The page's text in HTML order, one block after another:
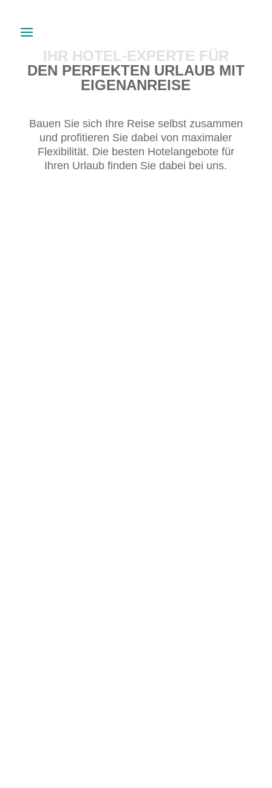
IHR HOTEL-EXPERTE FÜR
DEN PERFEKTEN URLAUB MIT
EIGENANREISE
Bauen Sie sich Ihre Reise selbst zusammen
und profitieren Sie dabei von maximaler
Flexibilität. Die besten Hotelangebote für
Ihren Urlaub finden Sie dabei bei uns.